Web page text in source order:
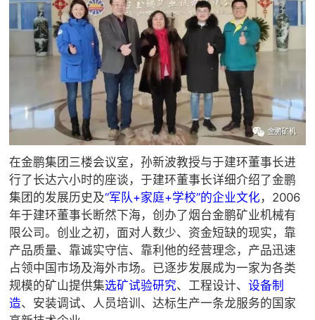
在金鹏集团三楼会议室，孙新波教授与于建环董事长进
行了长达六小时的座谈，于建环董事长详细介绍了金鹏
集团的发展历史及“军队+家庭+学校”的企业文化 ，2006
年于建环董事长断然下海，创办了烟台金鹏矿业机械有
限公司。创业之初，面对人数少、资金短缺的现实，靠
产品质量、靠诚实守信、靠利他的经营理念，产品迅速
占领中国市场及海外市场。已逐步发展成为一家为各类
规模的矿山提供集选矿试验研究、工程设计、设备制
造、安装调试、人员培训、达标生产一条龙服务的国家
 选矿实验室
 关于金鹏
企业文化
专家团队
 联系我们